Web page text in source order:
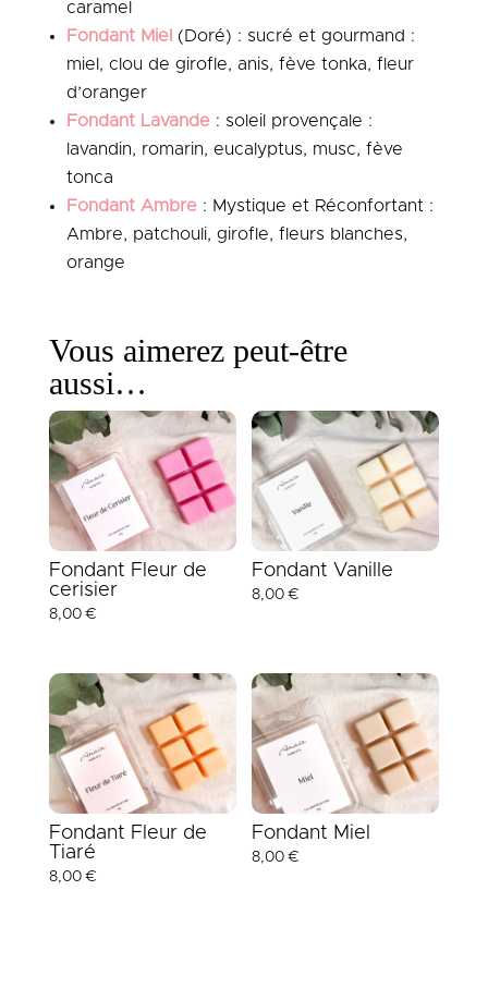
caramel
Fondant Miel (Doré) : sucré et gourmand :
miel, clou de girofle, anis, fève tonka, fleur
d’oranger
Fondant Lavande: soleil provençale :
lavandin, romarin, eucalyptus, musc, fève
tonca
Fondant Ambre : Mystique et Réconfortant :
Ambre, patchouli, girofle, fleurs blanches,
orange
Vous aimerez peut-être
aussi…
Fondant Fleur de
cerisier
8,00€
Fondant Vanille
8,00€
Fondant Fleur de
Tiaré
8,00€
Fondant Miel
8,00€